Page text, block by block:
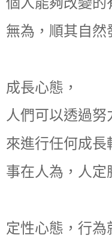
無為，順其自然
成長心態，
人們可以透過努
來進行任何成長
事在人為，人定
定性心態，行為